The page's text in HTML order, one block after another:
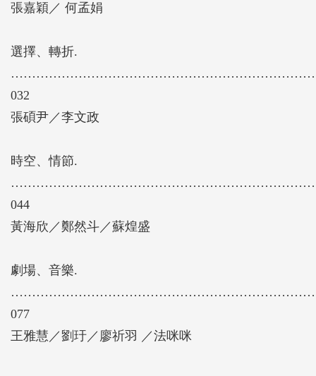
張嘉穎／ 何孟娟
選擇、轉折.
032
張碩尹／李文政
時空、情節.
044
黃海欣／鄭然斗／蘇煌盛
劇場、音樂.
077
王雅慧／劉玗／廖祈羽 ／法咪咪